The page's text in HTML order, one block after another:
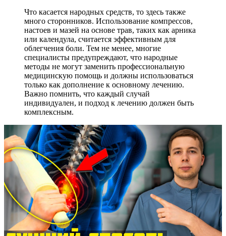
Что касается народных средств, то здесь также
много сторонников. Использование компрессов,
настоев и мазей на основе трав, таких как арника
или календула, считается эффективным для
облегчения боли. Тем не менее, многие
специалисты предупреждают, что народные
методы не могут заменить профессиональную
медицинскую помощь и должны использоваться
только как дополнение к основному лечению.
Важно помнить, что каждый случай
индивидуален, и подход к лечению должен быть
комплексным.